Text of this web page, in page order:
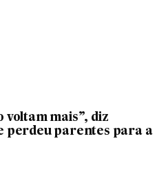
voltam mais”, diz
perdeu parentes para a